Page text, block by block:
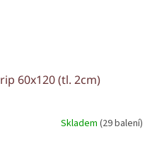
60x120 (tl. 2cm)
Skladem (29 balení)